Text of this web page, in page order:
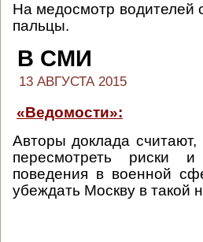
На медосмотр водителей
пальцы.
В СМИ
13 АВГУСТА 2015
«Ведомости»:
Авторы доклада
пересмотреть риски и
поведения в военной
убеждать Москву в такой